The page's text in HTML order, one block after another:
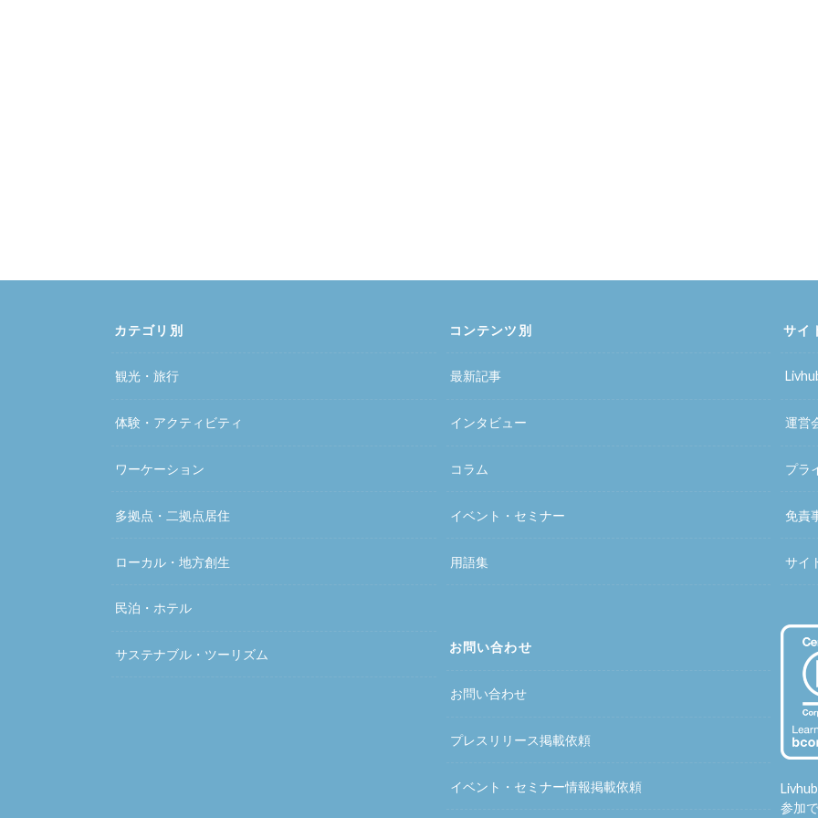
カテゴリ別
観光・旅行
体験・アクティビティ
ワーケーション
多拠点・二拠点居住
ローカル・地方創生
民泊・ホテル
サステナブル・ツーリズム
コンテンツ別
最新記事
インタビュー
コラム
イベント・セミナー
用語集
お問い合わせ
お問い合わせ
プレスリリース掲載依頼
イベント・セミナー情報掲載依頼
サイ
運営
プラ
免責
サイ
参加